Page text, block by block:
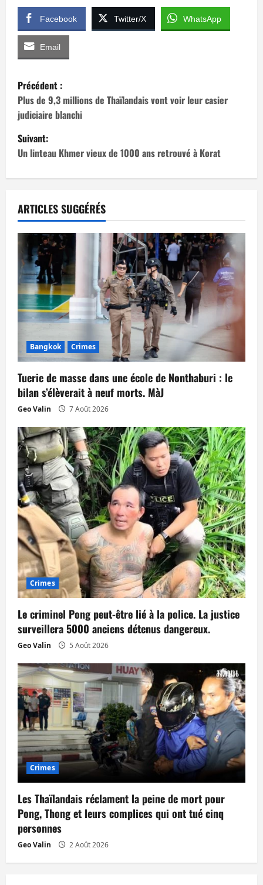
Facebook Twitter/X WhatsApp
Email
N
a
v
i
g
a
t
i
o
n
d
’
a
r
t
i
c
l
e
Précédent :
Plus de 9,3 millions de Thaïlandais vont voir leur casier
judiciaire blanchi
Suivant:
Un linteau Khmer vieux de 1000 ans retrouvé à Korat
ARTICLES SUGGÉRÉS
Bangkok Crimes
Tuerie de masse dans une école de Nonthaburi : le
bilan s’élèverait à neuf morts. MàJ
Geo Valin 7 Août 2026
Crimes
Le criminel Pong peut-être lié à la police. La justice
surveillera 5000 anciens détenus dangereux.
Geo Valin 5 Août 2026
Crimes
Les Thaïlandais réclament la peine de mort pour
Pong, Thong et leurs complices qui ont tué cinq
personnes
Geo Valin 2 Août 2026